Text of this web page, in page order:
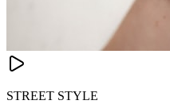
STREET STYLE